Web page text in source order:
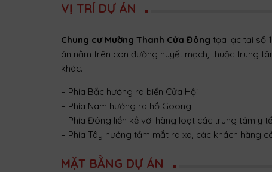
VỊ TRÍ DỰ ÁN
Chung cư Mường Thanh Cửa Đông tọa lạc tại số
án nằm trên con đường huyết mạch, thuộc trung
khác.
– Phía Bắc hướng ra biển Cửa Hội
– Phía Nam hướng ra hồ Goong
– Phía Đông liền kề với hàng loạt các trung tâm y
– Phía Tây hướng tầm mắt ra xa, các khách hàng
MẶT BẰNG DỰ ÁN